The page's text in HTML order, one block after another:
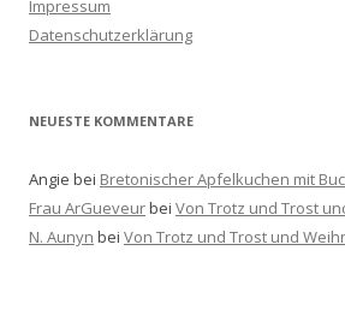
Impressum
Datenschutzerklärung
NEUESTE KOMMENTARE
Angie bei Bretonischer Apfelkuchen mit
Frau ArGueveurbei Von Trotz und Trost
N. Aunyn bei Von Trotz und Trost und